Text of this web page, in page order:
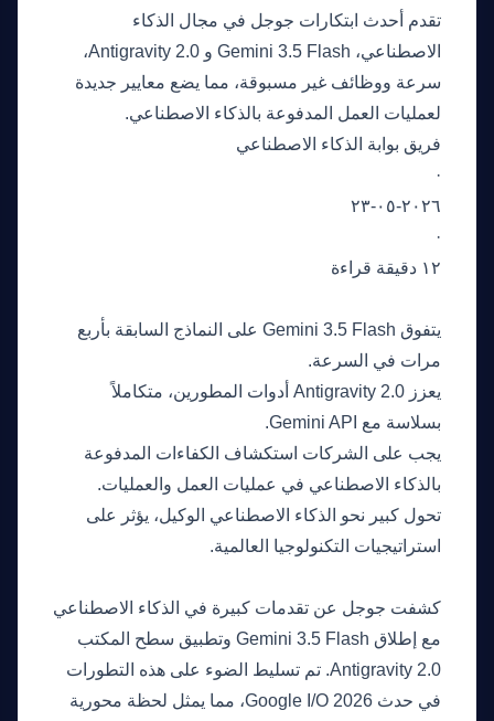
تقدم أحدث ابتكارات جوجل في مجال الذكاء
الاصطناعي، Gemini 3.5 Flash و Antigravity 2.0،
سرعة ووظائف غير مسبوقة، مما يضع معايير جديدة
لعمليات العمل المدفوعة بالذكاء الاصطناعي.
فريق بوابة الذكاء الاصطناعي
·
٢٠٢٦-٠٥-٢٣
·
١٢ دقيقة قراءة
يتفوق Gemini 3.5 Flash على النماذج السابقة بأربع
مرات في السرعة.
يعزز Antigravity 2.0 أدوات المطورين، متكاملاً
بسلاسة مع Gemini API.
يجب على الشركات استكشاف الكفاءات المدفوعة
بالذكاء الاصطناعي في عمليات العمل والعمليات.
تحول كبير نحو الذكاء الاصطناعي الوكيل، يؤثر على
استراتيجيات التكنولوجيا العالمية.
كشفت جوجل عن تقدمات كبيرة في الذكاء الاصطناعي
مع إطلاق Gemini 3.5 Flash وتطبيق سطح المكتب
Antigravity 2.0. تم تسليط الضوء على هذه التطورات
في حدث Google I/O 2026، مما يمثل لحظة محورية